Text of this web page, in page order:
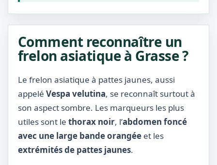
Comment reconnaître un
frelon asiatique à Grasse ?
Le frelon asiatique à pattes jaunes, aussi
appelé Vespa velutina, se reconnaît surtout à
son aspect sombre. Les marqueurs les plus
utiles sont le thorax noir, l’abdomen foncé
avec une large bande orangée et les
extrémités de pattes jaunes.